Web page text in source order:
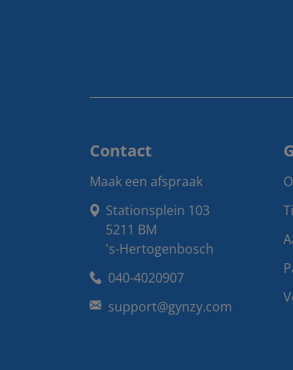
Contact
Maak een afspraak
Stationsplein 103
5211 BM
's-Hertogenbosch
040-4020907
support@gynzy.com